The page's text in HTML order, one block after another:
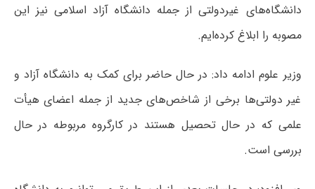
دانشگاه‌های غیردولتی از جمله دانشگاه آزاد اسلامی نیز این
مصوبه را ابلاغ کرده‌ایم.
وزیر علوم ادامه داد: در حال حاضر برای کمک به دانشگاه آزاد و
غیر دولتی‌ها برخی از شاخص‌های جدید از جمله اعضای هیأت
علمی که در حال تحصیل هستند در کارگروه مربوطه در حال
بررسی است.